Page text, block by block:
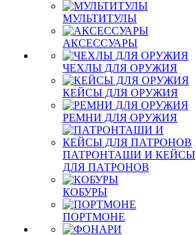
МУЛЬТИТУЛЫ
АКСЕССУАРЫ
ЧЕХЛЫ ДЛЯ ОРУЖИЯ
КЕЙСЫ ДЛЯ ОРУЖИЯ
РЕМНИ ДЛЯ ОРУЖИЯ
ПАТРОНТАШИ И КЕЙСЫ
ДЛЯ ПАТРОНОВ
КОБУРЫ
ПОРТМОНЕ